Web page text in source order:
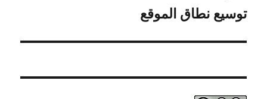
المقالة
توسيع نطاق الموقع